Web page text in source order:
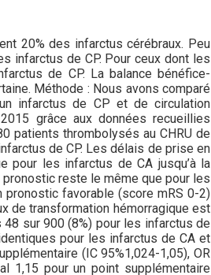
20% des infarctus cérébraux. Peu
infarctus de CP. Pour ceux dont les
de CP. La balance bénéfice-
Méthode : Nous avons comparé
infarctus de CP et de circulation
grâce aux données recueillies
patients thrombolysés au CHRU de
de CP. Les délais de prise en
pour les infarctus de CA jusqu’à la
reste le même que pour les
pronostic favorable (score mRS 0-2)
de transformation hémorragique est
sur 900 (8%) pour les infarctus de
pour les infarctus de CA et
(IC 95%1,024-1,05), OR
1,15 pour un point supplémentaire